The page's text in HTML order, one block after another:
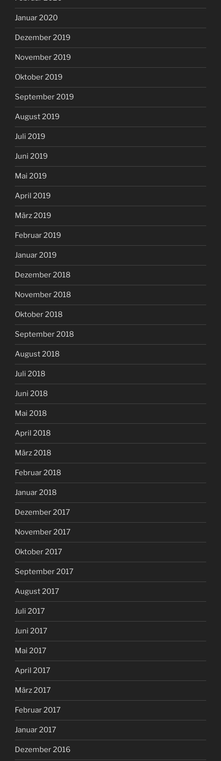
Januar 2020
Dezember 2019
November 2019
Oktober 2019
September 2019
August 2019
Juli 2019
Juni 2019
Mai 2019
April 2019
März 2019
Februar 2019
Januar 2019
Dezember 2018
November 2018
Oktober 2018
September 2018
August 2018
Juli 2018
Juni 2018
Mai 2018
April 2018
März 2018
Februar 2018
Januar 2018
Dezember 2017
November 2017
Oktober 2017
September 2017
August 2017
Juli 2017
Juni 2017
Mai 2017
April 2017
März 2017
Februar 2017
Januar 2017
Dezember 2016